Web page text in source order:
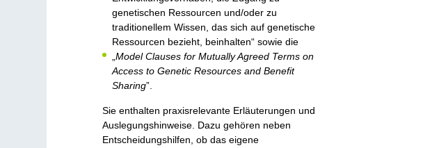
genetischen Ressourcen und/oder zu
traditionellem Wissen, das sich auf genetische
Ressourcen bezieht, beinhalten“ sowie die
„Model Clauses for Mutually Agreed Terms on
Access to Genetic Resources and Benefit
Sharing”.
Sie enthalten praxisrelevante Erläuterungen und
Auslegungshinweise. Dazu gehören neben
Entscheidungshilfen, ob das eigene